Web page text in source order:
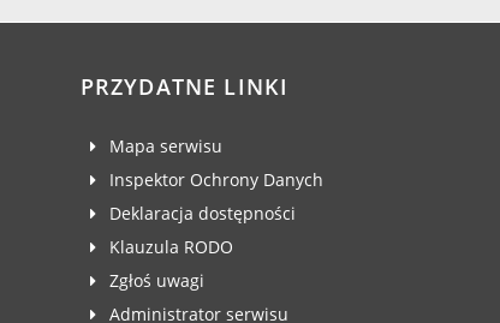
PRZYDATNE LINKI
Mapa serwisu
Inspektor Ochrony Danych
Deklaracja dostępności
Klauzula RODO
Zgłoś uwagi
Administrator serwisu